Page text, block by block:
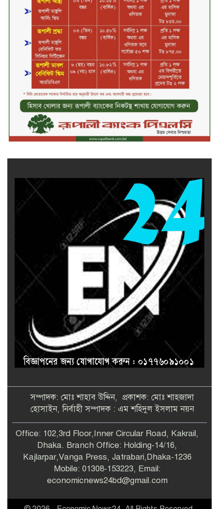
ইউনিলিভার কনজ্যুমার কেয়ার
লিমিটেডের গুরুত্বপূর্ণ চার পদে নতুন
নিয়োগ
সম্পাদক: মোঃ শাহাব উদ্দিন, প্রকাশক: মোঃ শাহজাদা
হোসাইন, নির্বাহী সম্পাদক : এম শহিদুল ইসলাম নয়ন
Office: 102,3rd Floor,Inner Circular Road, Kakrail,
Dhaka. Branch Office: Holding-14/16,
Kajlarpar,Vanga Press, Jatrabari,Dhaka-1236
Mobile: 01308-153223, Email:
economicnews24bd@gmail.com